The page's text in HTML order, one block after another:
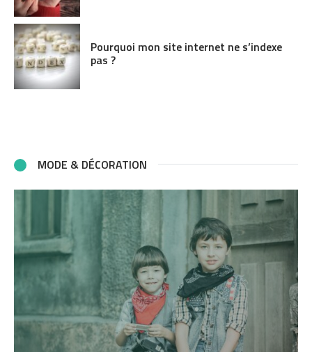
Pourquoi mon site internet ne s’indexe
pas ?
MODE & DÉCORATION